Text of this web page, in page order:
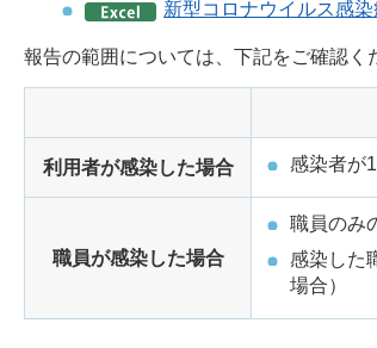
新型コロナウイルス感
報告の範囲については、下記をご確認く
利用者が感染した場合 感染者が
職員が感染した場合
職員のみ
感染した
場合）